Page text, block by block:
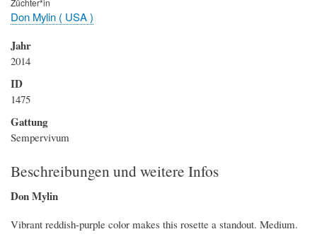
Züchter*in
Don Mylin ( USA )
Jahr
2014
ID
1475
Gattung
Sempervivum
Beschreibungen und weitere Infos
Don Mylin
Vibrant reddish-purple color makes this rosette a standout. Medium.